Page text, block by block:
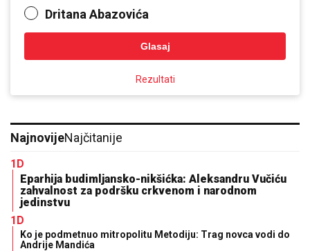
Dritana Abazovića
Glasaj
Rezultati
NajnovijeNajčitanije
1D
Eparhija budimljansko-nikšićka: Aleksandru Vučiću
zahvalnost za podršku crkvenom i narodnom
jedinstvu
1D
Ko je podmetnuo mitropolitu Metodiju: Trag novca vodi do
Andrije Mandića